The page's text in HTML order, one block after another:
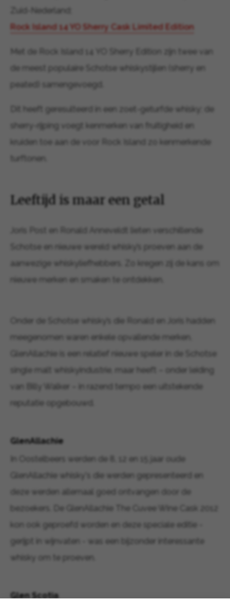
Zuid-Nederland;
Rock Island 14 YO Sherry Cask Limited Edition
Met de Rock Island 14 YO Sherry Edition zijn twee van
de meest populaire Schotse whiskystijlen (sherry en
peated) samengevoegd.
Dit heeft geresulteerd in een zoet-geturfde whisky; de
sherry-rijping voegt kenmerken van fruitigheid en
kruiden toe aan de voor Rock Island zo kenmerkende
turftonen.
Leeftijd is maar een getal
Joris Post en Ronald Anneveldt lieten verschillende
Schotse en nieuwe wereld whisky’s proeven aan de
aanwezige whiskyliefhebbers. Zo kregen zij de kans om
nieuwe merken en smaken te ontdekken.
Onder de Schotse whisky’s die Ronald en Joris hadden
meegenomen waren enkele opvallende merken.
GlenAllachie is een relatief nieuwe speler in de Schotse
single malt whiskyindustrie, maar heeft – onder leiding
van Billy Walker – in razend tempo een uitstekende
reputatie opgebouwd.
GlenAllachie
In Oostelbeers werden de 8, 12 en 15 jaar oude
GlenAllachie whisky's die werden gepresenteerd en
deze werden allemaal goed ontvangen door de
bezoekers. De GlenAllachie The Cuvee Wine Cask 2012
kon ook geproefd worden en deze speciale editie -
gerijpt in wijnvaten - was een bijzonder interessante
whisky om te proeven.
Glen Scotia